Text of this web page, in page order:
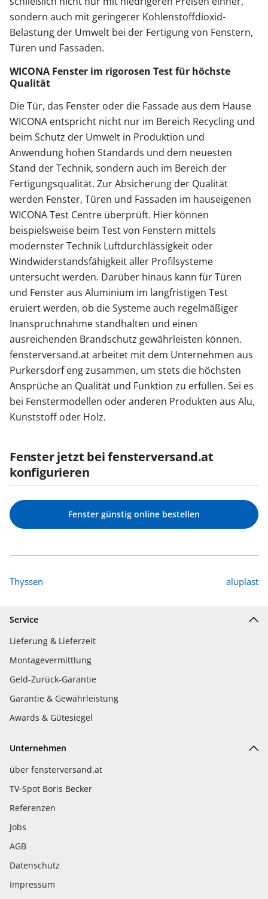
sondern auch mit geringerer Kohlenstoffdioxid-
Belastung der Umwelt bei der Fertigung von Fenstern,
Türen und Fassaden.
WICONA Fenster im rigorosen Test für höchste
Qualität
Die Tür, das Fenster oder die Fassade aus dem Hause
WICONA entspricht nicht nur im Bereich Recycling und
beim Schutz der Umwelt in Produktion und
Anwendung hohen Standards und dem neuesten
Stand der Technik, sondern auch im Bereich der
Fertigungsqualität. Zur Absicherung der Qualität
werden Fenster, Türen und Fassaden im hauseigenen
WICONA Test Centre überprüft. Hier können
beispielsweise beim Test von Fenstern mittels
modernster Technik Luftdurchlässigkeit oder
Windwiderstandsfähigkeit aller Profilsysteme
untersucht werden. Darüber hinaus kann für Türen
und Fenster aus Aluminium im langfristigen Test
eruiert werden, ob die Systeme auch regelmäßiger
Inanspruchnahme standhalten und einen
ausreichenden Brandschutz gewährleisten können.
fensterversand.at arbeitet mit dem Unternehmen aus
Purkersdorf eng zusammen, um stets die höchsten
Ansprüche an Qualität und Funktion zu erfüllen. Sei es
bei Fenstermodellen oder anderen Produkten aus Alu,
Kunststoff oder Holz.
Fenster jetzt bei fensterversand.at
konfigurieren
Fenster günstig online bestellen
Thyssen aluplast
Service
Lieferung & Lieferzeit
Montagevermittlung
Geld-Zurück-Garantie
Garantie & Gewährleistung
Awards & Gütesiegel
Unternehmen
über fensterversand.at
TV-Spot Boris Becker
Referenzen
Jobs
AGB
Datenschutz
Impressum